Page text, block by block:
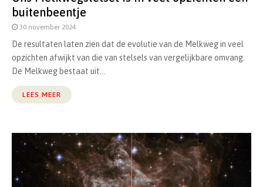
buitenbeentje
30 november 2024
De resultaten laten zien dat de evolutie van de Melkweg in veel
opzichten afwijkt van die van stelsels van vergelijkbare omvang.
De Melkweg bestaat uit...
LEES MEER